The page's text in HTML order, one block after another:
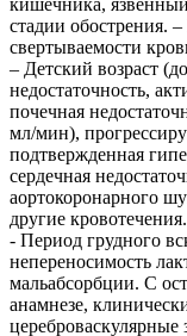
стадии обострения.
свертываемости
– Детский возраст
недостаточность,
почечная
мл/мин),
подтвержденная
сердечная
аортокоронарного
другие
- Период грудного
непереносимость
мальабсорбции. С
анамнезе,
цереброваскулярные